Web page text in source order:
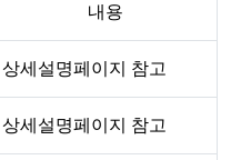
내용
상세설명페이지 참고
상세설명페이지 참고